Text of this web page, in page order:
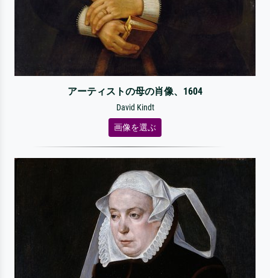
アーティストの母の肖像、1604
David Kindt
画像を選ぶ